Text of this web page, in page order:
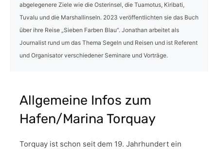
abgelegenere Ziele wie die Osterinsel, die Tuamotus, Kiribati,
Tuvalu und die Marshallinseln. 2023 veröffentlichten sie das Buch
über ihre Reise „Sieben Farben Blau“. Jonathan arbeitet als
Journalist rund um das Thema Segeln und Reisen und ist Referent
und Organisator verschiedener Seminare und Vorträge.
Allgemeine Infos zum
Hafen/Marina Torquay
Torquay ist schon seit dem 19. Jahrhundert ein